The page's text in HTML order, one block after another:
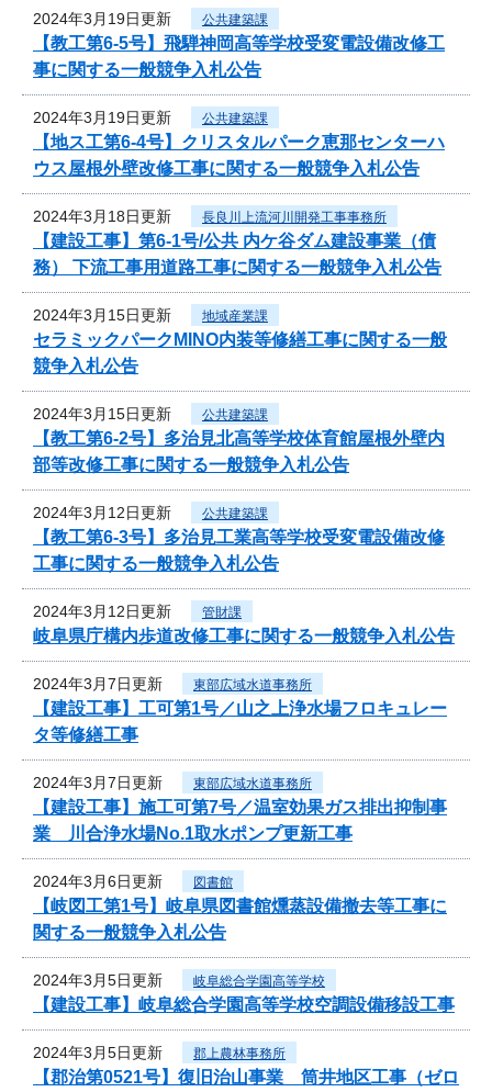
2024年3月19日更新 公共建築課
【教工第6-5号】飛騨神岡高等学校受変電設備改修工
事に関する一般競争入札公告
2024年3月19日更新 公共建築課
【地ス工第6-4号】クリスタルパーク恵那センターハ
ウス屋根外壁改修工事に関する一般競争入札公告
2024年3月18日更新 長良川上流河川開発工事事務所
【建設工事】第6-1号/公共 内ケ谷ダム建設事業（債
務） 下流工事用道路工事に関する一般競争入札公告
2024年3月15日更新 地域産業課
セラミックパークMINO内装等修繕工事に関する一般
競争入札公告
2024年3月15日更新 公共建築課
【教工第6-2号】多治見北高等学校体育館屋根外壁内
部等改修工事に関する一般競争入札公告
2024年3月12日更新 公共建築課
【教工第6-3号】多治見工業高等学校受変電設備改修
工事に関する一般競争入札公告
2024年3月12日更新 管財課
岐阜県庁構内歩道改修工事に関する一般競争入札公告
2024年3月7日更新 東部広域水道事務所
【建設工事】工可第1号／山之上浄水場フロキュレー
タ等修繕工事
2024年3月7日更新 東部広域水道事務所
【建設工事】施工可第7号／温室効果ガス排出抑制事
業 川合浄水場No.1取水ポンプ更新工事
2024年3月6日更新 図書館
【岐図工第1号】岐阜県図書館燻蒸設備撤去等工事に
関する一般競争入札公告
2024年3月5日更新 岐阜総合学園高等学校
【建設工事】岐阜総合学園高等学校空調設備移設工事
2024年3月5日更新 郡上農林事務所
【郡治第0521号】復旧治山事業 筒井地区工事（ゼロ